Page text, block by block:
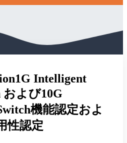
Intelligent
よび10G
機能認定およ
性認定